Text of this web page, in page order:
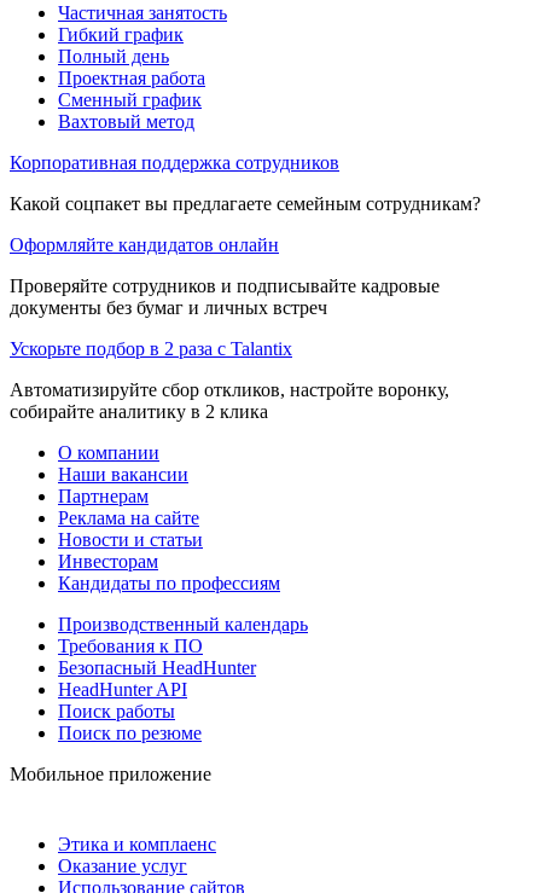
Частичная занятость
Гибкий график
Полный день
Проектная работа
Сменный график
Вахтовый метод
Корпоративная поддержка сотрудников
Какой соцпакет вы предлагаете семейным сотрудникам?
Оформляйте кандидатов онлайн
Проверяйте сотрудников и подписывайте кадровые
документы без бумаг и личных встреч
Ускорьте подбор в 2 раза с Talantix
Автоматизируйте сбор откликов, настройте воронку,
собирайте аналитику в 2 клика
О компании
Наши вакансии
Партнерам
Реклама на сайте
Новости и статьи
Инвесторам
Кандидаты по профессиям
Производственный календарь
Требования к ПО
Безопасный HeadHunter
HeadHunter API
Поиск работы
Поиск по резюме
Мобильное приложение
Этика и комплаенс
Оказание услуг
Использование сайтов